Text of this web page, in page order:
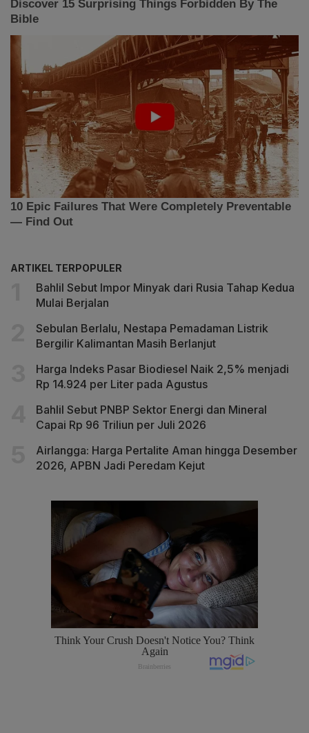
ARTIKEL TERPOPULER
Bahlil Sebut Impor Minyak dari Rusia Tahap Kedua
Mulai Berjalan
Sebulan Berlalu, Nestapa Pemadaman Listrik
Bergilir Kalimantan Masih Berlanjut
Harga Indeks Pasar Biodiesel Naik 2,5% menjadi
Rp 14.924 per Liter pada Agustus
Bahlil Sebut PNBP Sektor Energi dan Mineral
Capai Rp 96 Triliun per Juli 2026
Airlangga: Harga Pertalite Aman hingga Desember
2026, APBN Jadi Peredam Kejut